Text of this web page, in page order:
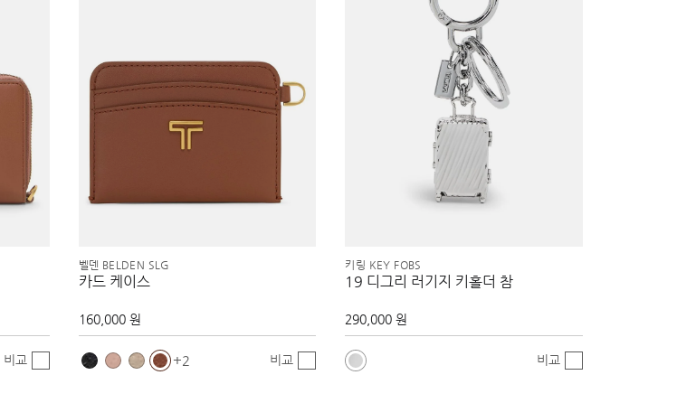
비교
벨덴 BELDEN SLG
카드 케이스
160,000 원
2 비교
키링 KEY FOBS
19 디그리 러기지 키홀더 참
290,000 원
비교